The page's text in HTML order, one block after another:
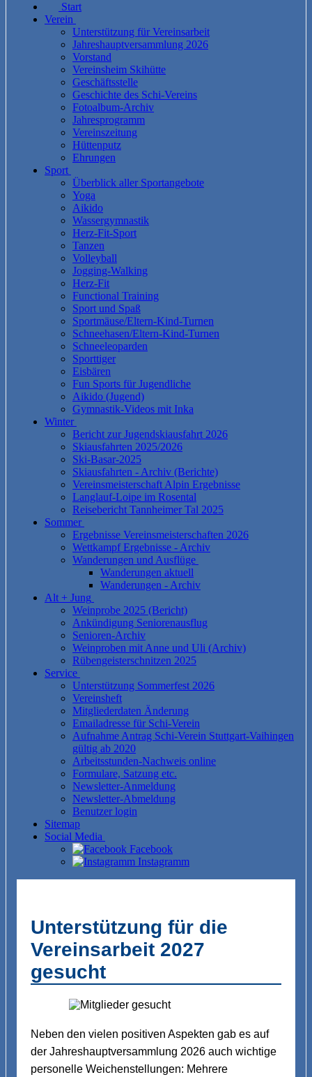
Start
Verein
Unterstützung für Vereinsarbeit
Jahreshauptversammlung 2026
Vorstand
Vereinsheim Skihütte
Geschäftsstelle
Geschichte des Schi-Vereins
Fotoalbum-Archiv
Jahresprogramm
Vereinszeitung
Hüttenputz
Ehrungen
Sport
Überblick aller Sportangebote
Yoga
Aikido
Wassergymnastik
Herz-Fit-Sport
Tanzen
Volleyball
Jogging-Walking
Herz-Fit
Functional Training
Sport und Spaß
Sportmäuse/Eltern-Kind-Turnen
Schneehasen/Eltern-Kind-Turnen
Schneeleoparden
Sporttiger
Eisbären
Fun Sports für Jugendliche
Aikido (Jugend)
Gymnastik-Videos mit Inka
Winter
Bericht zur Jugendskiausfahrt 2026
Skiausfahrten 2025/2026
Ski-Basar-2025
Skiausfahrten - Archiv (Berichte)
Vereinsmeisterschaft Alpin Ergebnisse
Langlauf-Loipe im Rosental
Reisebericht Tannheimer Tal 2025
Sommer
Ergebnisse Vereinsmeisterschaften 2026
Wettkampf Ergebnisse - Archiv
Wanderungen und Ausflüge
Wanderungen aktuell
Wanderungen - Archiv
Alt + Jung
Weinprobe 2025 (Bericht)
Ankündigung Seniorenausflug
Senioren-Archiv
Weinproben mit Anne und Uli (Archiv)
Rübengeisterschnitzen 2025
Service
Unterstützung Sommerfest 2026
Vereinsheft
Mitgliederdaten Änderung
Emailadresse für Schi-Verein
Aufnahme Antrag Schi-Verein Stuttgart-Vaihingen
gültig ab 2020
Arbeitsstunden-Nachweis online
Formulare, Satzung etc.
Newsletter-Anmeldung
Newsletter-Abmeldung
Benutzer login
Sitemap
Social Media
Facebook
Instagramm
Unterstützung für die
Vereinsarbeit 2027
gesucht
Neben den vielen positiven Aspekten gab es auf
der Jahreshauptversammlung 2026 auch wichtige
personelle Weichenstellungen: Mehrere